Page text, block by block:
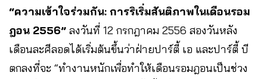
“ความเข้าใจร่วมกัน: การริเริ่มสันติภาพในเดือนรอม
ฎอน 2556” ลงวันที่ 12 กรกฎาคม 2556 สองวันหลัง
เดือนละศีลอดได้เริ่มต้นขึ้นว่าฝ่ายปาร์ตี้ เอ และปาร์ตี้ บี
ตกลงที่จะ “ทำงานหนักเพื่อทำให้เดือนรอมฎอนเป็นช่วง